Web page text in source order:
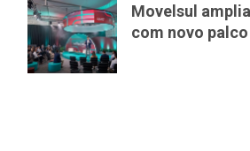
Movelsul
com novo palco